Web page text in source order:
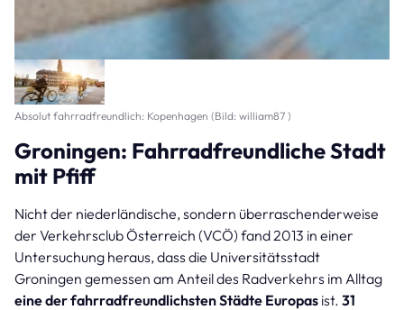
Absolut fahrradfreundlich: Kopenhagen (Bild: william87 )
Groningen: Fahrradfreundliche Stadt
mit Pfiff
Nicht der niederländische, sondern überraschenderweise
der Verkehrsclub Österreich (VCÖ) fand 2013 in einer
Untersuchung heraus, dass die Universitätsstadt
Groningen gemessen am Anteil des Radverkehrs im Alltag
eine der fahrradfreundlichsten Städte Europas ist. 31